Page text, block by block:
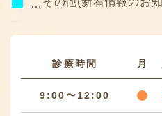
…
診療時間 月
9:00〜12:00